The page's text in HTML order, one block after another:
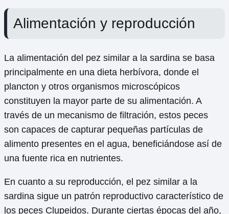
Alimentación y reproducción
La alimentación del pez similar a la sardina se basa
principalmente en una dieta herbívora, donde el
plancton y otros organismos microscópicos
constituyen la mayor parte de su alimentación. A
través de un mecanismo de filtración, estos peces
son capaces de capturar pequeñas partículas de
alimento presentes en el agua, beneficiándose así de
una fuente rica en nutrientes.
En cuanto a su reproducción, el pez similar a la
sardina sigue un patrón reproductivo característico de
los peces Clupeidos. Durante ciertas épocas del año,